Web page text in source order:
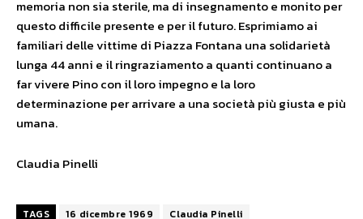
memoria non sia sterile, ma di insegnamento e monito per
questo difficile presente e per il futuro. Esprimiamo ai
familiari delle vittime di Piazza Fontana una solidarietà
lunga 44 anni e il ringraziamento a quanti continuano a
far vivere Pino con il loro impegno e la loro
determinazione per arrivare a una società più giusta e più
umana.
Claudia Pinelli
TAGS 16 dicembre 1969
Claudia Pinelli